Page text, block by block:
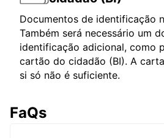
Documentos de identificação
Também será necessário um
identificação adicional, como
cartão do cidadão (BI). A
si só não é suficiente.
FaQs